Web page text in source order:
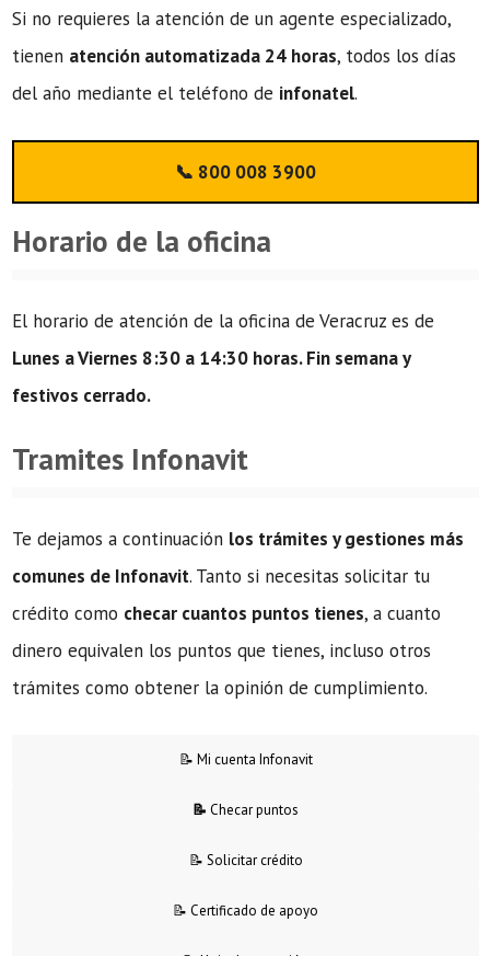
Si no requieres la atención de un agente especializado,
tienen atención automatizada 24 horas, todos los días
del año mediante el teléfono de infonatel.
📞 800 008 3900
Horario de la oficina
El horario de atención de la oficina de Veracruz es de
Lunes a Viernes 8:30 a 14:30 horas. Fin semana y
festivos cerrado.
Tramites Infonavit
Te dejamos a continuación los trámites y gestiones más
comunes de Infonavit. Tanto si necesitas solicitar tu
crédito como checar cuantos puntos tienes, a cuanto
dinero equivalen los puntos que tienes, incluso otros
trámites como obtener la opinión de cumplimiento.
📝 Mi cuenta Infonavit
📝 Checar puntos
📝 Solicitar crédito
📝 Certificado de apoyo